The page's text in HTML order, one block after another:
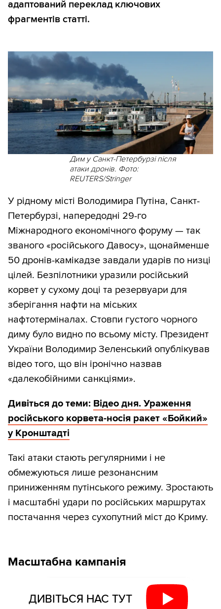
адаптований переклад ключових
фрагментів статті.
Дим у Санкт-Петербурзі після
атаки дронів. Фото:
REUTERS/Stringer
У рідному місті Володимира Путіна, Санкт-
Петербурзі, напередодні 29-го
Міжнародного економічного форуму — так
званого «російського Давосу», щонайменше
50 дронів-камікадзе завдали ударів по низці
цілей. Безпілотники уразили російський
корвет у сухому доці та резервуари для
зберігання нафти на міських
нафтотерміналах. Стовпи густого чорного
диму було видно по всьому місту. Президент
України Володимир Зеленський опублікував
відео того, що він іронічно назвав
«далекобійними санкціями».
Дивіться до теми: Відео дня. Ураження
російського корвета-носія ракет «Бойкий»
у Кронштадті
Такі атаки стають регулярними і не
обмежуються лише резонансним
приниженням путінського режиму. Зростають
і масштабні удари по російських маршрутах
постачання через сухопутний міст до Криму.
Масштабна кампанія
ДИВІТЬСЯ НАС ТУТ